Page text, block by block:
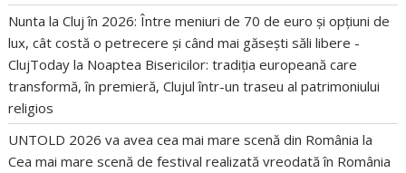
Nunta la Cluj în 2026: Între meniuri de 70 de euro și opțiuni de
lux, cât costă o petrecere și când mai găsești săli libere -
ClujToday la Noaptea Bisericilor: tradiția europeană care
transformă, în premieră, Clujul într-un traseu al patrimoniului
religios
UNTOLD 2026 va avea cea mai mare scenă din România la
Cea mai mare scenă de festival realizată vreodată în România